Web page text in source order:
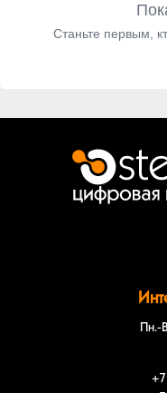
Станьте первым,
Пн.-